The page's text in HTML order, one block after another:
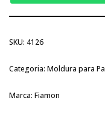
SKU: 4126
Categoria: Moldura para
Marca: Fiamon